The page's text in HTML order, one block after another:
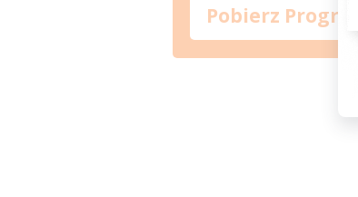
Pobierz Program